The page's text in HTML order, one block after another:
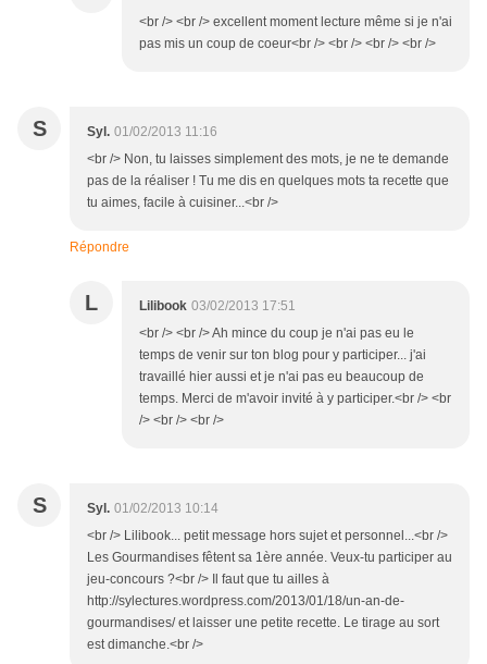
<br /> <br /> excellent moment lecture même si je n'ai
pas mis un coup de coeur<br /> <br /> <br /> <br />
S Syl. 01/02/2013 11:16
<br /> Non, tu laisses simplement des mots, je ne te demande
pas de la réaliser ! Tu me dis en quelques mots ta recette que
tu aimes, facile à cuisiner...<br />
Répondre
L Lilibook 03/02/2013 17:51
<br /> <br /> Ah mince du coup je n'ai pas eu le
temps de venir sur ton blog pour y participer... j'ai
travaillé hier aussi et je n'ai pas eu beaucoup de
temps. Merci de m'avoir invité à y participer.<br /> <br
/> <br /> <br />
S Syl. 01/02/2013 10:14
<br /> Lilibook... petit message hors sujet et personnel...<br />
Les Gourmandises fêtent sa 1ère année. Veux-tu participer au
jeu-concours ?<br /> Il faut que tu ailles à
http://sylectures.wordpress.com/2013/01/18/un-an-de-
gourmandises/ et laisser une petite recette. Le tirage au sort
est dimanche.<br />